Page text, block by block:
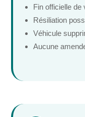
Fin officielle de
Résiliation
Véhicule
Aucune